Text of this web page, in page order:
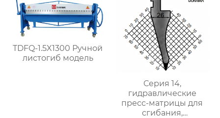
TDFQ-1.5X1300 Ручной
листогиб модель
Серия 14,
гидравлические
пресс-матрицы для
сгибания,